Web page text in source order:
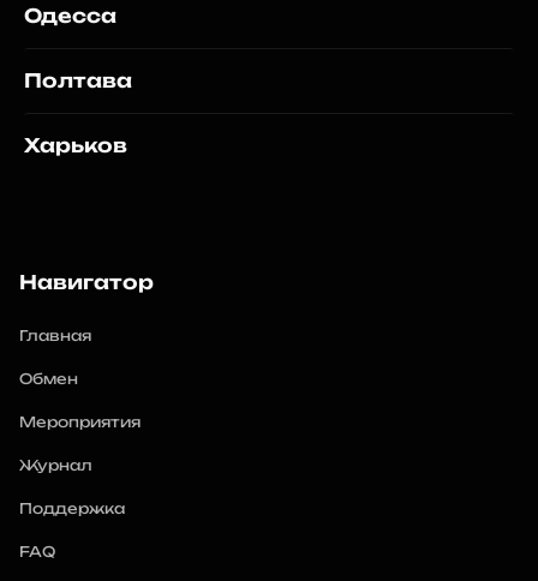
Одесса
Полтава
Харьков
Навигатор
Главная
Обмен
Мероприятия
Журнал
Поддержка
FAQ